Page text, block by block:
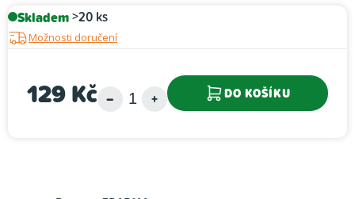
Skladem>20 ks
Možnosti doručení
129 Kč DO KOŠÍKU